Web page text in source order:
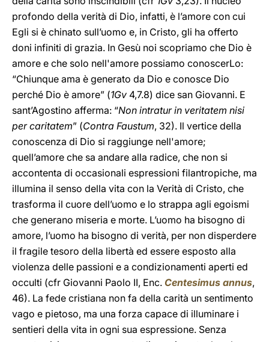
profondo della verità di Dio, infatti, è l’amore con cui
Egli si è chinato sull’uomo e, in Cristo, gli ha offerto
doni infiniti di grazia. In Gesù noi scopriamo che Dio è
amore e che solo nell'amore possiamo conoscerLo:
“Chiunque ama è generato da Dio e conosce Dio
perché Dio è amore” (1Gv 4,7.8) dice san Giovanni. E
sant’Agostino afferma: “Non intratur in veritatem nisi
per caritatem” (Contra Faustum, 32). Il vertice della
conoscenza di Dio si raggiunge nell'amore;
quell’amore che sa andare alla radice, che non si
accontenta di occasionali espressioni filantropiche, ma
illumina il senso della vita con la Verità di Cristo, che
trasforma il cuore dell’uomo e lo strappa agli egoismi
che generano miseria e morte. L’uomo ha bisogno di
amore, l’uomo ha bisogno di verità, per non disperdere
il fragile tesoro della libertà ed essere esposto alla
violenza delle passioni e a condizionamenti aperti ed
occulti (cfr Giovanni Paolo II, Enc. Centesimus annus,
46). La fede cristiana non fa della carità un sentimento
vago e pietoso, ma una forza capace di illuminare i
sentieri della vita in ogni sua espressione. Senza